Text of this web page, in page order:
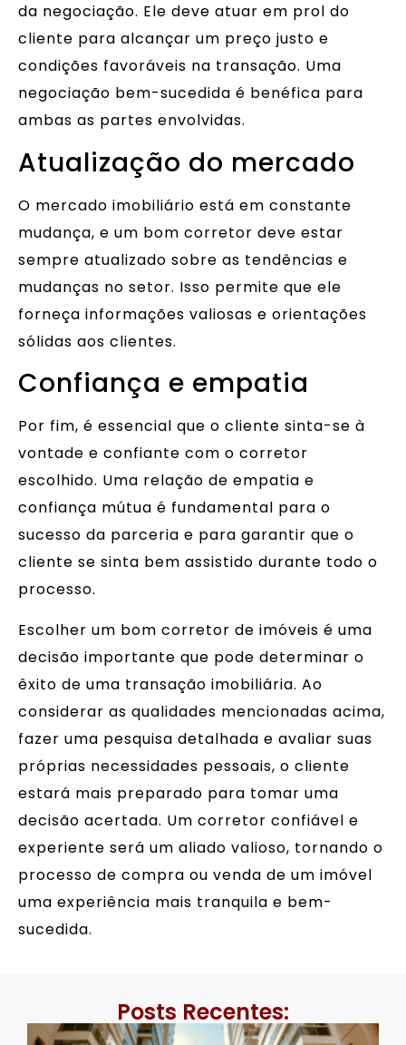
da negociação. Ele deve atuar em prol do
cliente para alcançar um preço justo e
condições favoráveis na transação. Uma
negociação bem-sucedida é benéfica para
ambas as partes envolvidas.
Atualização do mercado
O mercado imobiliário está em constante
mudança, e um bom corretor deve estar
sempre atualizado sobre as tendências e
mudanças no setor. Isso permite que ele
forneça informações valiosas e orientações
sólidas aos clientes.
Confiança e empatia
Por fim, é essencial que o cliente sinta-se à
vontade e confiante com o corretor
escolhido. Uma relação de empatia e
confiança mútua é fundamental para o
sucesso da parceria e para garantir que o
cliente se sinta bem assistido durante todo o
processo.
Escolher um bom corretor de imóveis é uma
decisão importante que pode determinar o
êxito de uma transação imobiliária. Ao
considerar as qualidades mencionadas acima,
fazer uma pesquisa detalhada e avaliar suas
próprias necessidades pessoais, o cliente
estará mais preparado para tomar uma
decisão acertada. Um corretor confiável e
experiente será um aliado valioso, tornando o
processo de compra ou venda de um imóvel
uma experiência mais tranquila e bem-
sucedida.
Posts Recentes: